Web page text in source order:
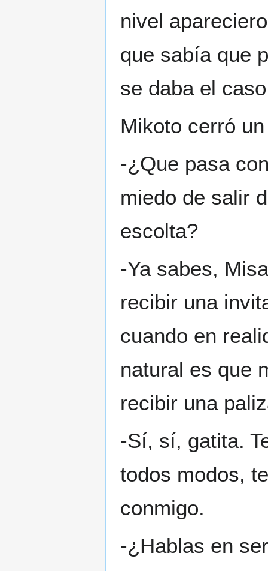
nivel
que sabía que
se daba el
Mikoto cerró
-¿Que pasa
miedo de salir
escolta?
-Ya sabes,
recibir una
cuando en
natural es que
recibir una
-Sí, sí, gatita.
todos modos,
conmigo.
-¿Hablas en